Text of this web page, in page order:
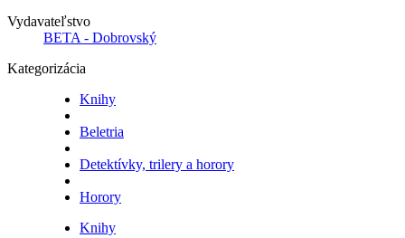
Vydavateľstvo
BETA - Dobrovský
Kategorizácia
Knihy
Beletria
Detektívky, trilery a horory
Horory
Knihy